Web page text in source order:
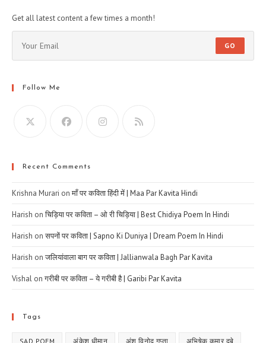
Get all latest content a few times a month!
GO
Follow Me
Recent Comments
Krishna Murari onमाँ पर कविता हिंदी में | Maa Par Kavita Hindi
Harish onचिड़िया पर कविता – ओ री चिड़िया | Best Chidiya Poem In Hindi
Harish onसपनों पर कविता | Sapno Ki Duniya | Dream Poem In Hindi
Harish onजलियांवाला बाग पर कविता | Jallianwala Bagh Par Kavita
Vishal onगरीबी पर कविता – ये गरीबी है | Garibi Par Kavita
Tags
SAD POEM अंकेश धीमान अंशु विनोद गुप्ता अभिषेक कुमार दूबे